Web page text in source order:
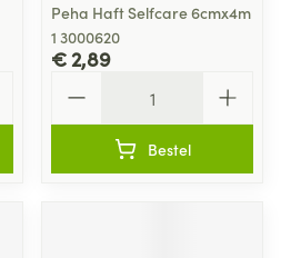
Peha Haft Selfcare 6cmx4m
1 3000620
€ 2,89
Bestel